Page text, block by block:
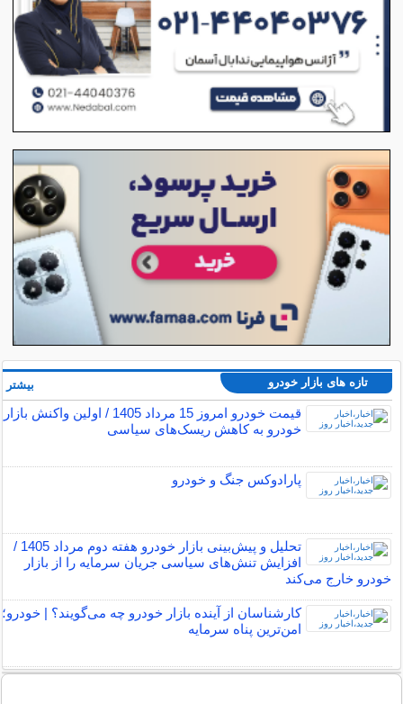
تازه های بازار خودرو
قیمت خودرو امروز 15 مرداد 1405 / اولین واکنش بازار
خودرو به کاهش ریسک‌های سیاسی
پارادوکس جنگ و خودرو
تحلیل و پیش‌بینی بازار خودرو هفته دوم مرداد 1405 /
افزایش تنش‌های سیاسی جریان سرمایه را از بازار
خودرو خارج می‌کند
کارشناسان از آینده بازار خودرو چه می‌گویند؟ | خودرو؛
امن‌ترین پناه سرمایه
بیشتر